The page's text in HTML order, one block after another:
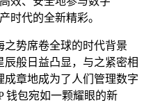
时代的全新精彩。
势席卷全球的时代背景
般日益凸显，与之紧密相
章地成为了人们管理数字
钱包宛如一颗耀眼的新